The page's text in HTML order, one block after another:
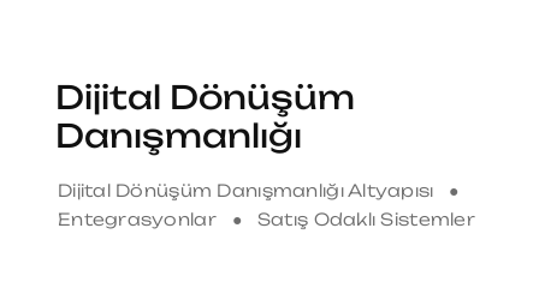
Dijital Dönüşüm
Danışmanlığı
Dijital Dönüşüm Danışmanlığı Altyapısı ●
Entegrasyonlar ● Satış Odaklı Sistemler